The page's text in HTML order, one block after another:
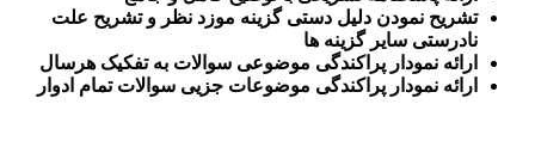
تشریح نمودن دلیل دستی گزینه موزد نظر و تشریح علت
نادرستی سایر گزینه ها
ارائه نمودار پراکندگی موضوعی سوالات به تفکیک هرسال
رائه نمودار پراکندگی موضوعات جزیی سوالات تمام ادوار